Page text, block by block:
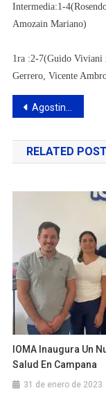
Intermedia:1-
Amozain Mariano)
1ra :2-7(Guido Viviani
Gerrero, Vicente
de
entradas
Agostina Hein brindó una charla insipiracional a jóvenes de la ciudad
RELATED
IOMA Inaugura Un
Salud En Campana
31 de enero de 2023